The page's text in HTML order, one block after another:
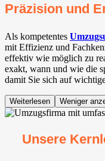
Präzision und
Als kompetentes
mit Effizienz und
effektiv wie möglich zu
exakt, wann und wie die
damit Sie sich auf
Weiterlesen Weniger
Unsere